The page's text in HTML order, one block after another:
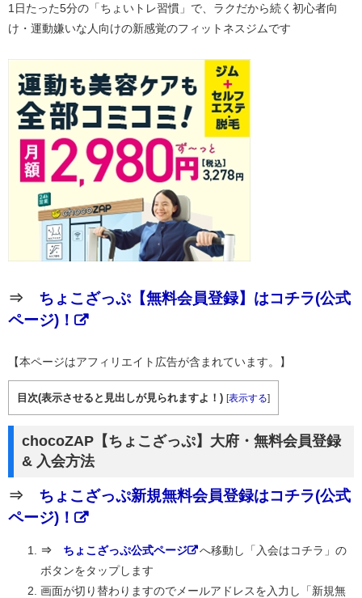
1日たった5分の「ちょいトレ習慣」で、ラクだから続く初心者向
け・運動嫌いな人向けの新感覚のフィットネスジムです
⇒ ちょこざっぷ【無料会員登録】はコチラ(公式
ページ)！
【本ページはアフィリエイト広告が含まれています。】
目次(表示させると見出しが見られますよ！) [表示する]
chocoZAP【ちょこざっぷ】大府・無料会員登録
& 入会方法
⇒ ちょこざっぷ新規無料会員登録はコチラ(公式
ページ)！
⇒ ちょこざっぷ公式ページ
へ移動し「入会はコチラ」の
ボタンをタップします
画面が切り替わりますのでメールアドレスを入力し「新規無